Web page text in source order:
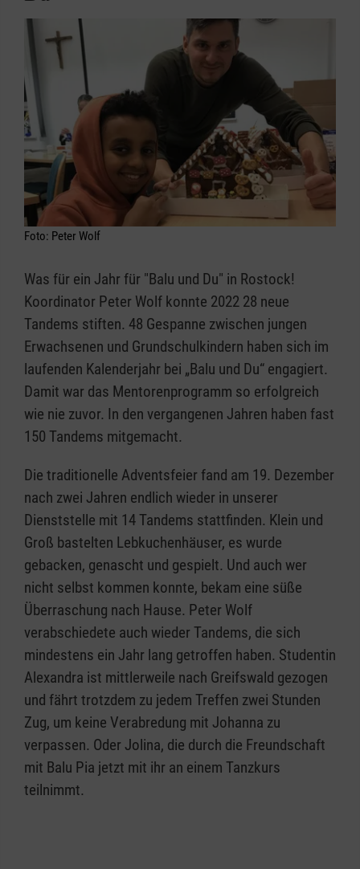
Foto: Peter Wolf
Was für ein Jahr für "Balu und Du" in Rostock!
Koordinator Peter Wolf konnte 2022 28 neue
Tandems stiften. 48 Gespanne zwischen jungen
Erwachsenen und Grundschulkindern haben sich im
laufenden Kalenderjahr bei „Balu und Du“ engagiert.
Damit war das Mentorenprogramm so erfolgreich
wie nie zuvor. In den vergangenen Jahren haben fast
150 Tandems mitgemacht.
Die traditionelle Adventsfeier fand am 19. Dezember
nach zwei Jahren endlich wieder in unserer
Dienststelle mit 14 Tandems stattfinden. Klein und
Groß bastelten Lebkuchenhäuser, es wurde
gebacken, genascht und gespielt. Und auch wer
nicht selbst kommen konnte, bekam eine süße
Überraschung nach Hause. Peter Wolf
verabschiedete auch wieder Tandems, die sich
mindestens ein Jahr lang getroffen haben. Studentin
Alexandra ist mittlerweile nach Greifswald gezogen
und fährt trotzdem zu jedem Treffen zwei Stunden
Zug, um keine Verabredung mit Johanna zu
verpassen. Oder Jolina, die durch die Freundschaft
mit Balu Pia jetzt mit ihr an einem Tanzkurs
teilnimmt.